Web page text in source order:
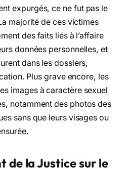
expurgés, ce ne fut pas le
majorité de ces victimes
des faits liés à l’affaire
données personnelles, et
dans les dossiers,
Plus grave encore, les
images à caractère sexuel
notamment des photos des
sans que leurs visages ou
de la Justice sur le